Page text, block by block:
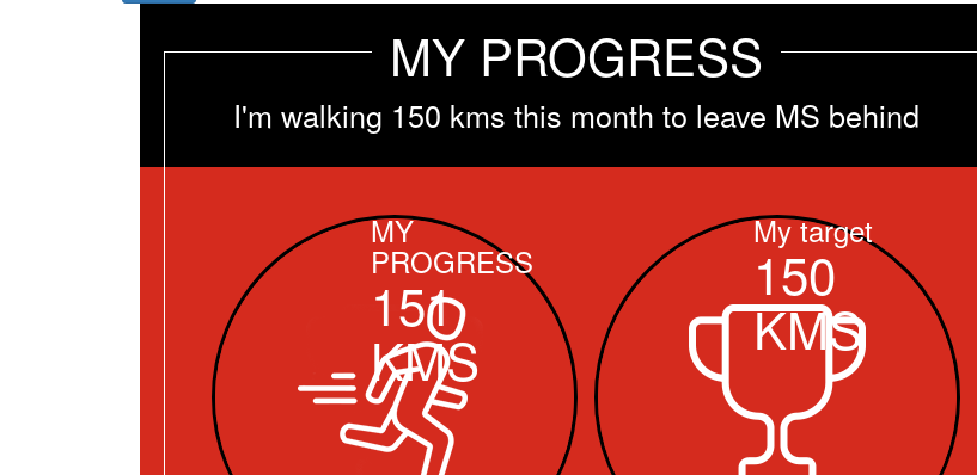
MY PROGRESS
I'm walking 150 kms this month to leave MS behind
MY
PROGRESS
151
KMS
My target
150
KMS